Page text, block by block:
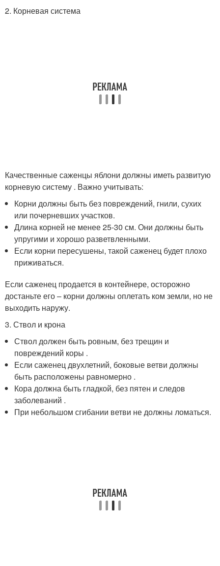
2. Корневая система
Качественные саженцы яблони должны иметь развитую
корневую систему . Важно учитывать:
Корни должны быть без повреждений, гнили, сухих
или почерневших участков.
Длина корней не менее 25-30 см. Они должны быть
упругими и хорошо разветвленными.
Если корни пересушены, такой саженец будет плохо
приживаться.
Если саженец продается в контейнере, осторожно
достаньте его – корни должны оплетать ком земли, но не
выходить наружу.
3. Ствол и крона
Ствол должен быть ровным, без трещин и
повреждений коры .
Если саженец двухлетний, боковые ветви должны
быть расположены равномерно .
Кора должна быть гладкой, без пятен и следов
заболеваний .
При небольшом сгибании ветви не должны ломаться.